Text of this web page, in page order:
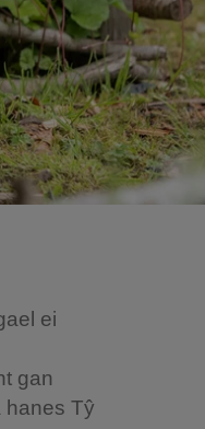
ei
gan
hanes Tŷ